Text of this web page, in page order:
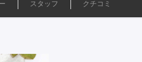
スタッフ クチコミ